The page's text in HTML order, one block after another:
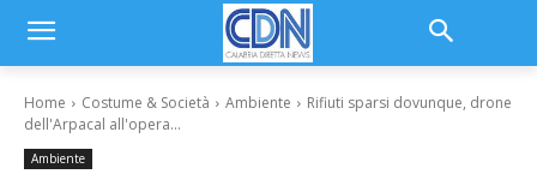
Home Costume & Società Ambiente
Rifiuti sparsi dovunque, drone
dell'Arpacal all'opera...
Ambiente